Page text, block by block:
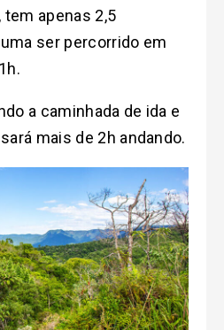
, tem apenas 2,5
ser percorrido em
a caminhada de ida e
mais de 2h andando.